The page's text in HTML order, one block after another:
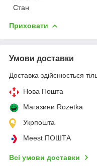
Стан
Приховати
Умови доставки
Доставка здійснюється
Нова Пошта
Магазини Rozetka
Укрпошта
Meest ПОШТА
Всі умови доставки